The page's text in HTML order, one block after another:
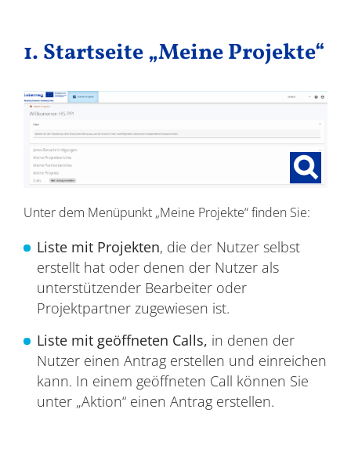
1. Startseite „Meine Projekte“
Unter dem Menüpunkt „Meine Projekte“ finden Sie:
Liste mit Projekten, die der Nutzer selbst
erstellt hat oder denen der Nutzer als
unterstützender Bearbeiter oder
Projektpartner zugewiesen ist.
Liste mit geöffneten Calls, in denen der
Nutzer einen Antrag erstellen und einreichen
kann. In einem geöffneten Call können Sie
unter „Aktion“ einen Antrag erstellen.